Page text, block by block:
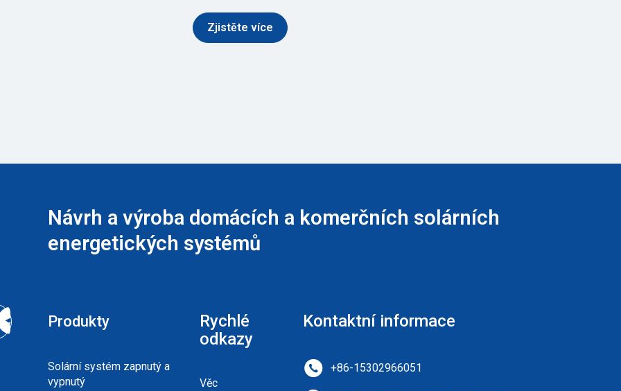
Zjistěte více
Návrh a výroba domácích a komerčních solárních
energetických systémů
Produkty
Solární systém zapnutý a
vypnutý
Rychlé
odkazy
Věc
Kontaktní informace
+86-15302966051